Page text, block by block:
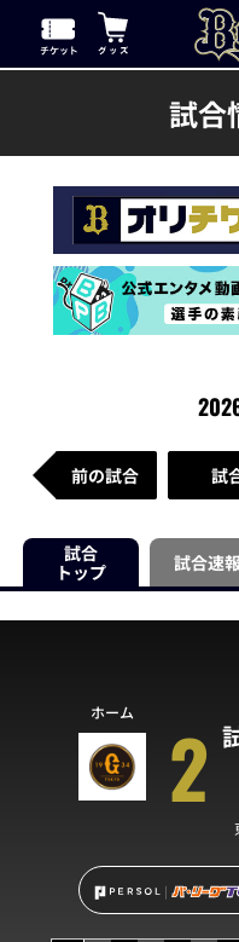
試合
前の試合 試
試合
トップ
試合速報
ホーム 2